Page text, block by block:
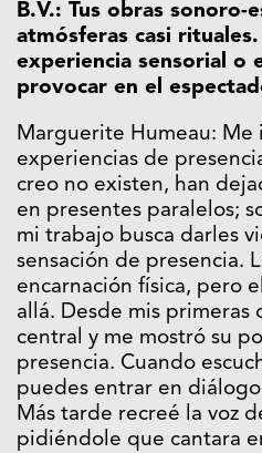
B.V.: Tus obras sonoro-
atmósferas casi
experiencia sensorial o
provocar en el
Marguerite Humeau: Me
experiencias de
creo no existen, han
en presentes paralelos;
mi trabajo busca darles
sensación de presencia.
encarnación física, pero
allá. Desde mis primeras
central y me mostró su
presencia. Cuando
puedes entrar en
Más tarde recreé la voz
pidiéndole que cantara